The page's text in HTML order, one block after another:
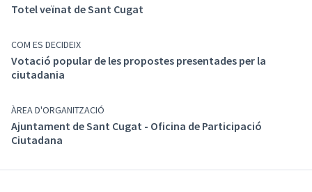
Totel veïnat de Sant Cugat
COM ES DECIDEIX
Votació popular de les propostes presentades per la
ciutadania
ÀREA D'ORGANITZACIÓ
Ajuntament de Sant Cugat - Oficina de Participació
Ciutadana